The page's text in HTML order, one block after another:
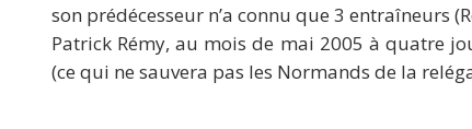
son prédécesseur n’a connu que 3 entraîneurs
Patrick Rémy, au mois de mai 2005 à quatre
(ce qui ne sauvera pas les Normands de la